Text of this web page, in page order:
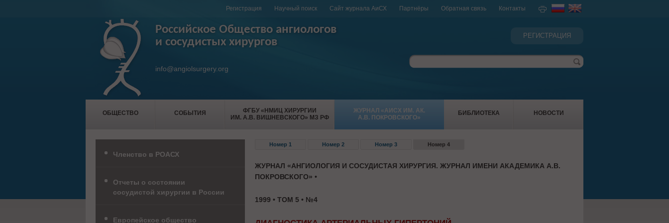
Регистрация Научный поиск Сайт журнала АиСХ Партнёры Обратная связь Контакты
Российское Общество ангиологов
и сосудистых хирургов
info@angiolsurgery.org
РЕГИСТРАЦИЯ
ОБЩЕСТВО СОБЫТИЯ
ФГБУ «НМИЦ ХИРУРГИИ
ИМ. А.В. ВИШНЕВСКОГО» МЗ РФ
ЖУРНАЛ «АИСХ ИМ. АК.
А.В. ПОКРОВСКОГО»
БИБЛИОТЕКА НОВОСТИ
Номер 1 Номер 2 Номер 3 Номер 4
ЖУРНАЛ «АНГИОЛОГИЯ И СОСУДИСТАЯ ХИРУРГИЯ. ЖУРНАЛ ИМЕНИ АКАДЕМИКА А.В.
ПОКРОВСКОГО» •
1999 • ТОМ 5 • №4
Членство в РОАСХ
Отчеты о состоянии
сосудистой хирургии в России
Европейское общество